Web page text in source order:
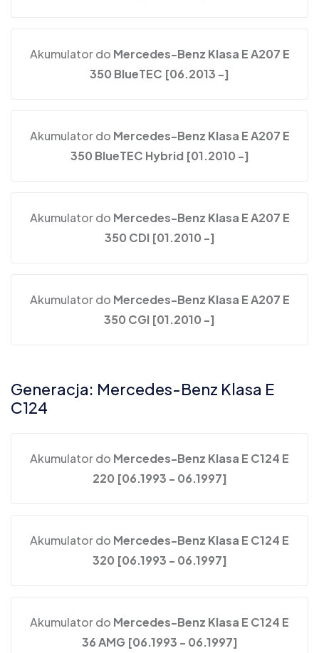
Akumulator do Mercedes-Benz Klasa E A207 E
350 BlueTEC [06.2013 -]
Akumulator do Mercedes-Benz Klasa E A207 E
350 BlueTEC Hybrid [01.2010 -]
Akumulator do Mercedes-Benz Klasa E A207 E
350 CDI [01.2010 -]
Akumulator do Mercedes-Benz Klasa E A207 E
350 CGI [01.2010 -]
Generacja: Mercedes-Benz Klasa E
C124
Akumulator do Mercedes-Benz Klasa E C124 E
220 [06.1993 - 06.1997]
Akumulator do Mercedes-Benz Klasa E C124 E
320 [06.1993 - 06.1997]
Akumulator do Mercedes-Benz Klasa E C124 E
36 AMG [06.1993 - 06.1997]